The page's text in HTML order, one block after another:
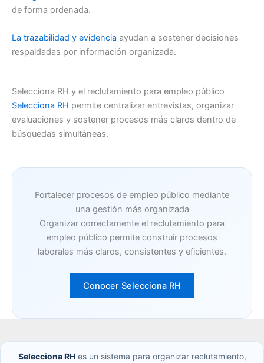
de forma ordenada.
La trazabilidad y evidencia ayudan a sostener decisiones
respaldadas por información organizada.
Selecciona RH y el reclutamiento para empleo público
Selecciona RH permite centralizar entrevistas, organizar
evaluaciones y sostener procesos más claros dentro de
búsquedas simultáneas.
Fortalecer procesos de empleo público mediante
una gestión más organizada
Organizar correctamente el reclutamiento para
empleo público permite construir procesos
laborales más claros, consistentes y eficientes.
Conocer Selecciona RH
Selecciona RHes un sistema para organizar reclutamiento,